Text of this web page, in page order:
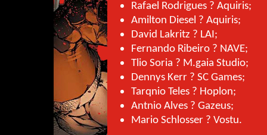
Rafael Rodrigues ? Aquiris;
Amilton Diesel ? Aquiris;
David Lakritz ? LAI;
Fernando Ribeiro ? NAVE;
Tlio Soria ? M.gaia Studio;
Dennys Kerr ? SC Games;
Tarqnio Teles ? Hoplon;
Antnio Alves ? Gazeus;
Mario Schlosser ? Vostu.